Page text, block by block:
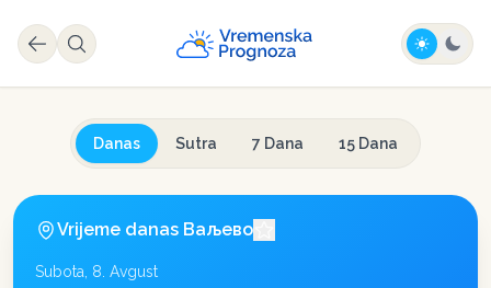
Danas Sutra 7 Dana 15 Dana
Vrijeme danas Ваљево
Subota, 8. Avgust